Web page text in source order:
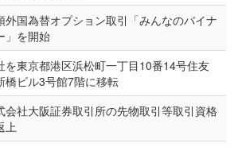
外国為替オプション取引「みんなのバイナ
」を開始
を東京都港区浜松町一丁目10番14号住友
橋ビル3号館7階に移転
会社大阪証券取引所の先物取引等取引資格
上